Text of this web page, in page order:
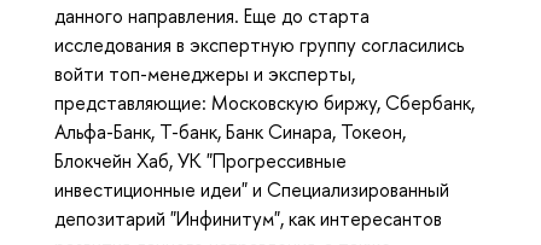
данного направления. Еще до старта
исследования в экспертную группу согласились
войти топ-менеджеры и эксперты,
представляющие: Московскую биржу, Сбербанк,
Альфа-Банк, Т-банк, Банк Синара, Токеон,
Блокчейн Хаб, УК "Прогрессивные
инвестиционные идеи" и Специализированный
депозитарий "Инфинитум", как интересантов